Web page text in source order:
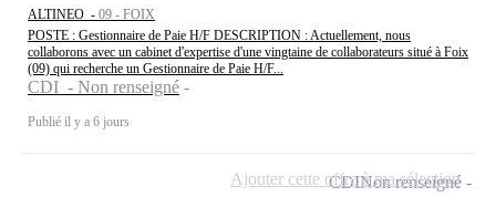
ALTINEO - 09 - FOIX
POSTE : Gestionnaire de Paie H/F DESCRIPTION : Actuellement, nous
collaborons avec un cabinet d'expertise d'une vingtaine de collaborateurs situé à Foix
(09) qui recherche un Gestionnaire de Paie H/F...
CDI - Non renseigné
Publié il y a 6 jours
CDINon renseigné
Ajouter cette offre à ma sélection